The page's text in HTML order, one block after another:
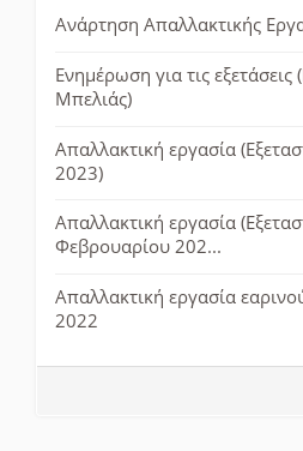
Ανάρτηση Απαλλακτικής
Ενημέρωση για τις εξετάσεις
Μπελιάς)
Απαλλακτική εργασία
2023)
Απαλλακτική εργασία
Φεβρουαρίου 202...
Απαλλακτική εργασία
2022